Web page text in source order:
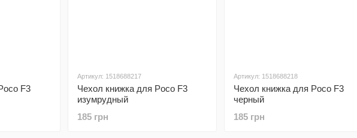
F3
Артикул: 1518688217
Чехол книжка для Poco F3
изумрудный
185 грн
Артикул: 1518688218
Чехол книжка для Poco F3
черный
185 грн